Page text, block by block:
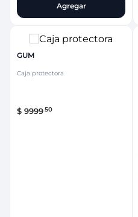
Agregar
GUM
Caja protectora
$ 999950